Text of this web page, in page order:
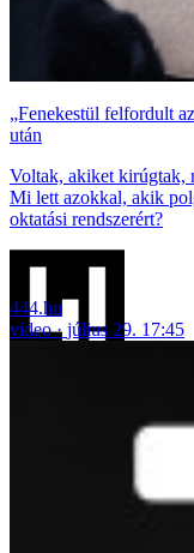
„Fenekestül felfordult
után
Voltak, akiket kirúgtak,
Mi lett azokkal, akik
oktatási rendszerért?
444.hu
video
július 29. 17:45